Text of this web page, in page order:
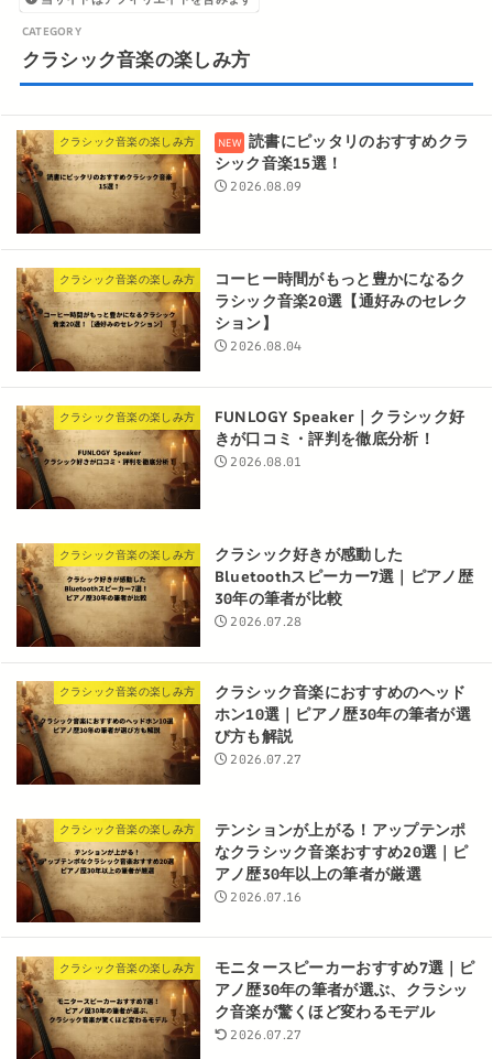
クラシック音楽の楽しみ方
クラシック音楽の楽しみ方
読書にピッタリのおすすめクラ
シック音楽15選！
2026.08.09
クラシック音楽の楽しみ方
コーヒー時間がもっと豊かになるク
ラシック音楽20選【通好みのセレク
ション】
2026.08.04
クラシック音楽の楽しみ方
FUNLOGY Speaker｜クラシック好
きが口コミ・評判を徹底分析！
2026.08.01
クラシック音楽の楽しみ方
クラシック好きが感動した
Bluetoothスピーカー7選｜ピアノ歴
30年の筆者が比較
2026.07.28
クラシック音楽の楽しみ方
クラシック音楽におすすめのヘッド
ホン10選｜ピアノ歴30年の筆者が選
び方も解説
2026.07.27
クラシック音楽の楽しみ方
テンションが上がる！アップテンポ
なクラシック音楽おすすめ20選｜ピ
アノ歴30年以上の筆者が厳選
2026.07.16
クラシック音楽の楽しみ方
モニタースピーカーおすすめ7選｜ピ
アノ歴30年の筆者が選ぶ、クラシッ
ク音楽が驚くほど変わるモデル
2026.07.27